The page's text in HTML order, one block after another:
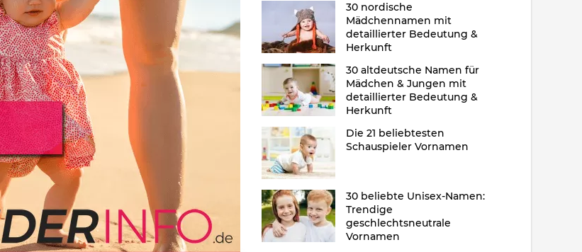
30 nordische
Mädchennamen mit
detaillierter Bedeutung &
Herkunft
30 altdeutsche Namen für
Mädchen & Jungen mit
detaillierter Bedeutung &
Herkunft
Die 21 beliebtesten
Schauspieler Vornamen
30 beliebte Unisex-Namen:
Trendige
geschlechtsneutrale
Vornamen